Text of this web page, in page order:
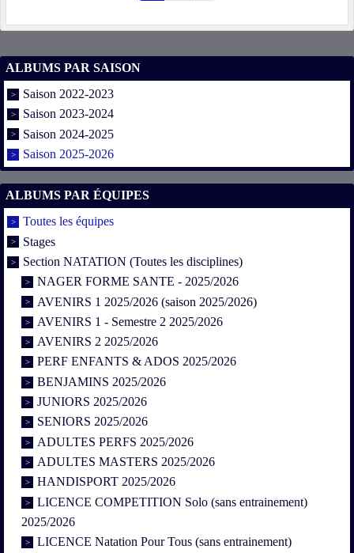
ALBUMS PAR SAISON
Saison 2022-2023
Saison 2023-2024
Saison 2024-2025
Saison 2025-2026
ALBUMS PAR ÉQUIPES
Toutes les équipes
Stages
Section NATATION (Toutes les disciplines)
NAGER FORME SANTE - 2025/2026
AVENIRS 1 2025/2026 (saison 2025/2026)
AVENIRS 1 - Semestre 2 2025/2026
AVENIRS 2 2025/2026
PERF ENFANTS & ADOS 2025/2026
BENJAMINS 2025/2026
JUNIORS 2025/2026
SENIORS 2025/2026
ADULTES PERFS 2025/2026
ADULTES MASTERS 2025/2026
HANDISPORT 2025/2026
LICENCE COMPETITION Solo (sans entrainement)
2025/2026
LICENCE Natation Pour Tous (sans entrainement)